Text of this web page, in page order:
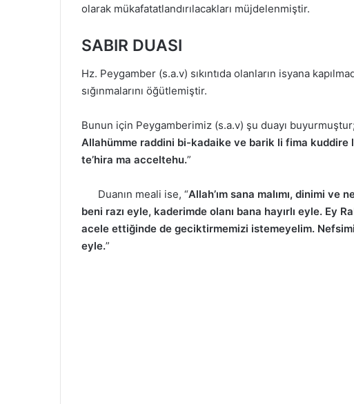
olarak mükafatatlandırılacakları müjdelenmiştir.
SABIR DUASI
Hz. Peygamber (s.a.v) sıkıntıda olanların isyana
sığınmalarını öğütlemiştir.
Bunun için Peygamberimiz (s.a.v) şu duayı buyurmuştur;
Allahümme raddini bi-kadaike ve barik li fima kuddire
te’hira ma acceltehu.
Duanın meali ise, “Allah’ım sana malımı, dinimi ve
beni razı eyle, kaderimde olanı bana hayırlı eyle. Ey
acele ettiğinde de geciktirmemizi istemeyelim.
eyle.”